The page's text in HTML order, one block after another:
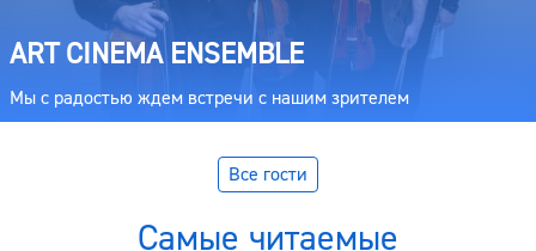
ART CINEMA ENSEMBLE
Мы с радостью ждем встречи с нашим зрителем
Все гости
Самые читаемые